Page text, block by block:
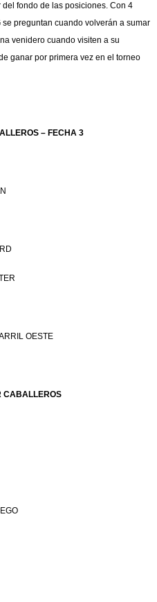
fondo de las posiciones. Con 4
preguntan cuando volverán a sumar
venidero cuando visiten a su
ganar por primera vez en el torneo
– FECHA 3
OESTE
CABALLEROS